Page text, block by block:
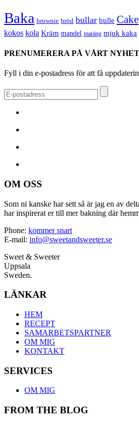
Baka brownie bröd bullar bulle Cake
kokos kola Kräm mandel maräng mjuk kaka
PRENUMERERA PÅ VÅRT
Fyll i din e-postadress för att få
OM OSS
Som ni kanske har sett så är jag en av
har inspirerat er till mer bakning där
Phone: kommer snart
E-mail: info@sweetandsweeter.se
Sweet & Sweeter
Uppsala
Sweden.
LÄNKAR
HEM
RECEPT
SAMARBETSPARTNER
OM MIG
KONTAKT
SERVICES
OM MIG
FROM THE BLOG